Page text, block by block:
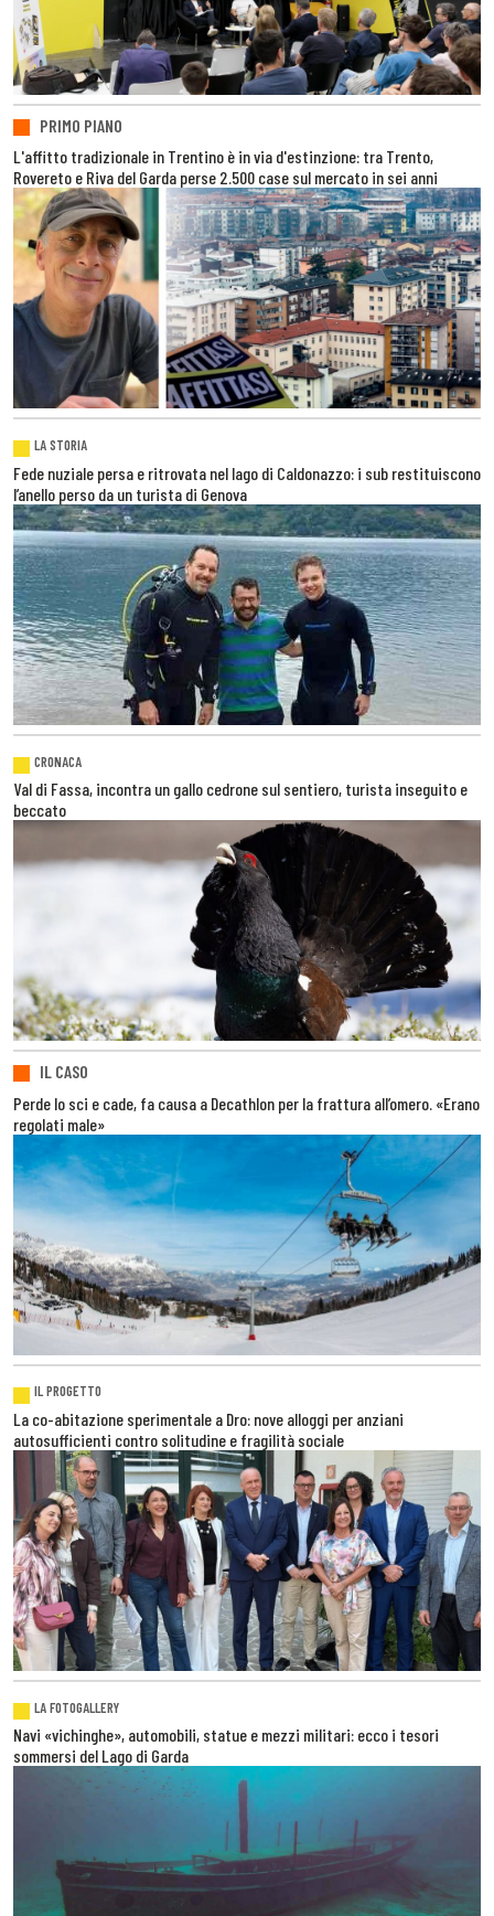
PRIMO PIANO
L'affitto tradizionale in Trentino è in via d'estinzione: tra Trento,
Rovereto e Riva del Garda perse 2.500 case sul mercato in sei anni
LA STORIA
Fede nuziale persa e ritrovata nel lago di Caldonazzo: i sub restituiscono
l’anello perso da un turista di Genova
CRONACA
Val di Fassa, incontra un gallo cedrone sul sentiero, turista inseguito e
beccato
IL CASO
Perde lo sci e cade, fa causa a Decathlon per la frattura all’omero. «Erano
regolati male»
IL PROGETTO
La co-abitazione sperimentale a Dro: nove alloggi per anziani
autosufficienti contro solitudine e fragilità sociale
LA FOTOGALLERY
Navi «vichinghe», automobili, statue e mezzi militari: ecco i tesori
sommersi del Lago di Garda